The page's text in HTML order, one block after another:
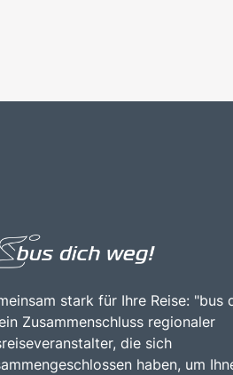
stark für Ihre Reise: "bus
Zusammenschluss regionaler
die sich
haben, um